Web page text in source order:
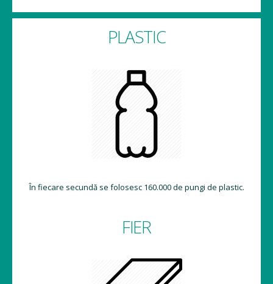
PLASTIC
În fiecare secundă se folosesc 160.000 de pungi de plastic.
FIER